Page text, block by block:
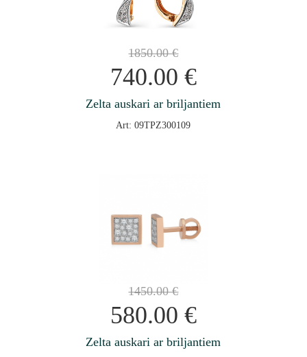
1850.00€
740.00 €
Zelta auskari ar briljantiem
Art: 09TPZ300109
1450.00€
580.00 €
Zelta auskari ar briljantiem